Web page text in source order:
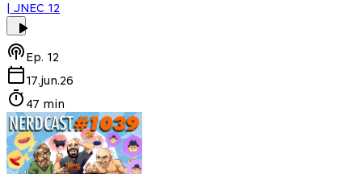
| JNEC 12
Ep. 12
17.jun.26
47 min